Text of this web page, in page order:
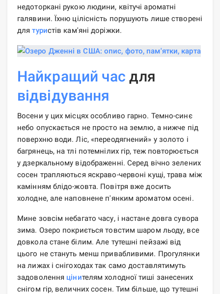
недоторкані рукою людини, квітучі ароматні
галявини. Їхню цілісність порушують лише створені
длятуристів кам'яні доріжки.
Найкращий час для
відвідування
Восени у цих місцях особливо гарно. Темно-синє
небо опускається не просто на землю, а нижче під
поверхню води. Ліс, «переодягнений» у золото і
багрянець, на тлі потемнілих гір, теж повторюється
у дзеркальному відображенні. Серед вічно зелених
сосен трапляються яскраво-червоні кущі, трава між
камінням блідо-жовта. Повітря вже досить
холодне, але наповнене п'янким ароматом осені.
Мине зовсім небагато часу, і настане довга сувора
зима. Озеро покриється товстим шаром льоду, все
довкола стане білим. Але тутешні пейзажі від
цього не стануть менш привабливими. Прогулянки
на лижах і снігоходах так само доставлятимуть
задоволення цінителям холодної тиші занесених
снігом гір, величних сосен. Тим більше, що тутешні